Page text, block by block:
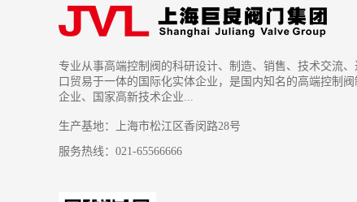
专业从事高端控制阀的科研设计、制造、销售、技术交流、
口贸易于一体的国际化实体企业，是国内知名的高端控制阀
企业、国家高新技术企业...
生产基地：上海市松江区香闵路28号
服务热线：021-65566666